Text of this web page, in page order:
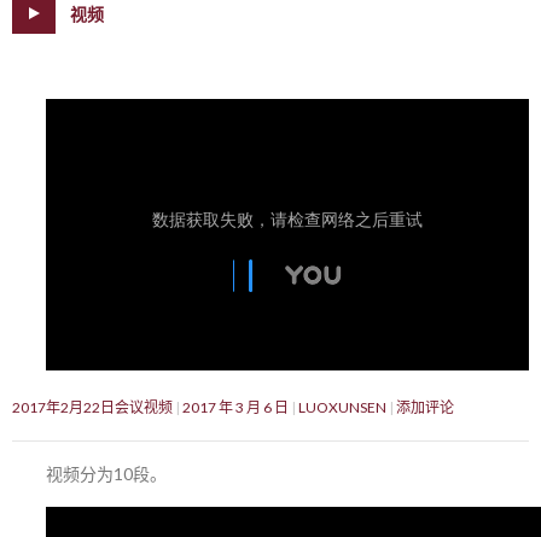
视频
2017年2月22日会议视频 2017 年 3 月 6 日 LUOXUNSEN 添加评论
视频分为10段。